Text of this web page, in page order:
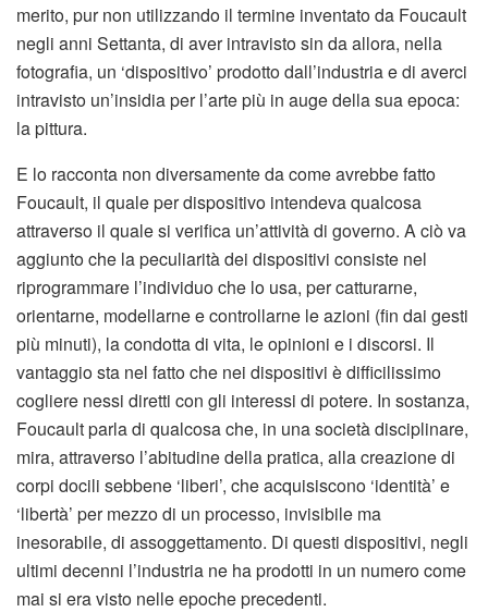
merito, pur non utilizzando il termine inventato da Foucault
negli anni Settanta, di aver intravisto sin da allora, nella
fotografia, un ‘dispositivo’ prodotto dall’industria e di averci
intravisto un’insidia per l’arte più in auge della sua epoca:
la pittura.
E lo racconta non diversamente da come avrebbe fatto
Foucault, il quale per dispositivo intendeva qualcosa
attraverso il quale si verifica un’attività di governo. A ciò va
aggiunto che la peculiarità dei dispositivi consiste nel
riprogrammare l’individuo che lo usa, per catturarne,
orientarne, modellarne e controllarne le azioni (fin dai gesti
più minuti), la condotta di vita, le opinioni e i discorsi. Il
vantaggio sta nel fatto che nei dispositivi è difficilissimo
cogliere nessi diretti con gli interessi di potere. In sostanza,
Foucault parla di qualcosa che, in una società disciplinare,
mira, attraverso l’abitudine della pratica, alla creazione di
corpi docili sebbene ‘liberi’, che acquisiscono ‘identità’ e
‘libertà’ per mezzo di un processo, invisibile ma
inesorabile, di assoggettamento. Di questi dispositivi, negli
ultimi decenni l’industria ne ha prodotti in un numero come
mai si era visto nelle epoche precedenti.